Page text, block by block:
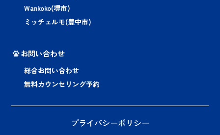
Wankoko(堺市)
ミッチェルモ(豊中市)
お問い合わせ
総合お問い合わせ
無料カウンセリング予約
プライバシーポリシー